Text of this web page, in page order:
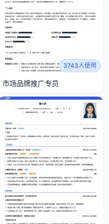
3743人使用
市场品牌推广专员